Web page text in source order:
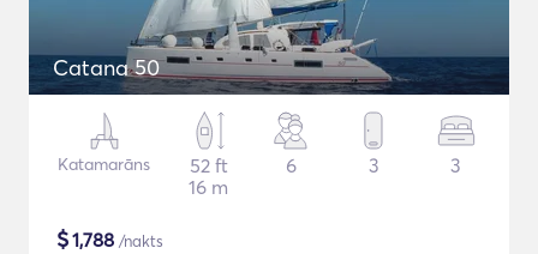
Catana 50
Katamarāns
52 ft
16 m
6 3 3
$1,788 /nakts